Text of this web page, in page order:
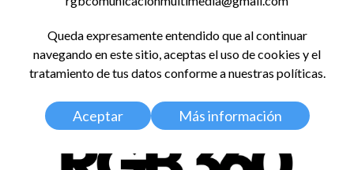
LinkedIn
RED GLOBAL
BALDOSA 360
Queda expresamente entendido que al continuar
navegando en este sitio, aceptas el uso de cookies y el
tratamiento de tus datos conforme a nuestras políticas.
Aceptar Más información